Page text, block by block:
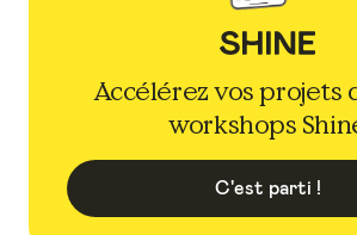
Accélérez vos projets
workshops
C'est parti !